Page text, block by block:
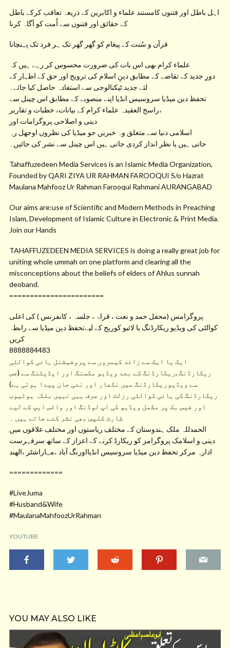
اہل باطل اور فتنوں کامستند علماء و اکابرین کے ذریعہ تعاقب کرکے باطل
کے حقائق اور فتنوں سے اُمت کو آگاہ کرنا
قرآن و سُنت کے پیغام کو گھر گھر تک ہر فرد تک پہنچانا
علماء کرام بھی اس بات کی ضرورت محسوس کر رہے ہیں کہ
دورِ جدید کے تقاضے کے مطابق دینِ اسلام کی ترویج اور حق کے اظہار کے
لئے جدید ٹیکنالوجی سے استفادہ حاصل کیا جائے۔
تحفظ دین میڈیا سروسیس انڈیا اپنے منصوبے کے مطابق اس چینل سے
راسخ العقیدہ علماء کرام کے بیانات، خطبات و تقاریر،
دینی و اصلاحی پروگرامات اور
اسلامی دنیا سے متعلق وہ خبریں جو میڈیا کی نظروں اوجھل رہ
جاتی ہیں یا نظر انداز کردی جاتی ہیں اس چینل سے نشر کی جائیں۔
Tahaffuzedeen Media Services is an Islamic Media Organization,
Founded by QARI ZIYA UR RAHMAN FAROOQUI S/o Hazrat
Maulana Mahfooz Ur Rahman Farooqui Rahmani AURANGABAD
Our aims are:use of Scientific and Modern Methods in Preaching
Islam, Development of Islamic Culture in Electronic & Print Media.
Join our Hands
TAHAFFUZEDEEN MEDIA SERVICES is doing a really great job for
uniting whole ummah on one platform and clearing all the
misconceptions about the beliefs of elders of Ahlus sunnah
deoband.
=======================
پروگرامس (محفل حمد و نعت ، قراۃ ، جلسہ ، کانفرنس ) کی اعلی
کوالٹی کی ویڈیو ریکارڈنگ یا لائیو کوریج کے لیےتحفظ دین میڈیا سے رابطہ
کریں
8888884483
ایک یا ایک سے زائد کیمروں سے پروفیشنل ہائی کوالٹی
ریکارڈنگ ,ریکارڈنگ کے بعد ویڈیو مکسنگ اور ایڈیٹنگ سے (جس
سے ویڈیوریکارڈنگ میں نکھار اور نئی جان پیدا ہوتی ہے)
ریکارڈنگ کی ہائی کوالٹی رزلٹ اور صرف یہی نہیں بلکہ یوٹیوب
اور فیس بک پر مکمل ویڈیو کی اپ لوڈنگ اور واٹس ایپ کے لیے
شارٹ کلپس بھی نشر کئے جاتے ہیں ۔
الحمدللہ ملک ہندوستان کے مختلف ریاستوں اور مختلف علاقوں میں
دینی و اسلامک پروگرامز کو ریکارڈ کرنے کے اعزاز کے ساتھ سرفہرست
ادارہ مرکز تحفظ دین میڈیا سروسیس انڈیااورنگ آباد ،مہاراشٹر ،الھند
=============
#LiveJuma
#Husband&Wife
#MaulanaMahfoozUrRahman
YOUTUBE
YOU MAY ALSO LIKE